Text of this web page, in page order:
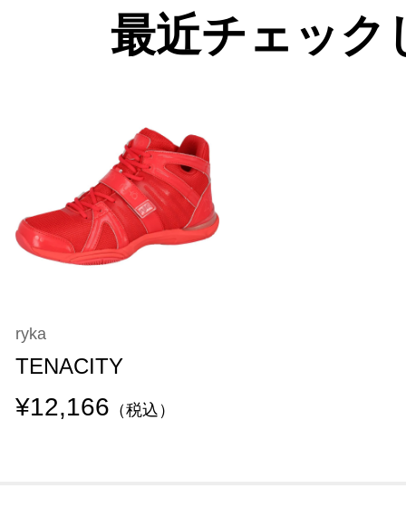
最近チェック
ryka
TENACITY
¥12,166 （税込）